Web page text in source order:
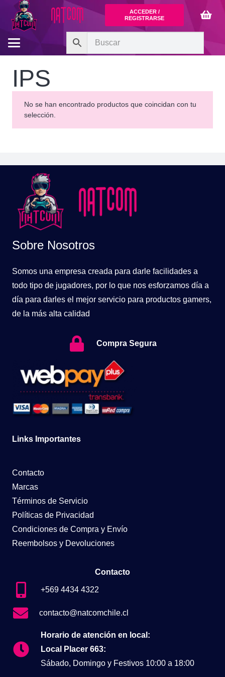
ACCEDER /
REGISTRARSE
IPS
No se han encontrado productos que coincidan con tu
selección.
Sobre Nosotros
Somos una empresa creada para darle facilidades a
todo tipo de jugadores, por lo que nos esforzamos día a
día para darles el mejor servicio para productos gamers,
de la más alta calidad
Compra Segura
Links Importantes
Contacto
Marcas
Términos de Servicio
Políticas de Privacidad
Condiciones de Compra y Envío
Reembolsos y Devoluciones
Contacto
+569 4434 4322
contacto@natcomchile.cl
Horario de atención en local:
Local Placer 663:
Sábado, Domingo y Festivos 10:00 a 18:00